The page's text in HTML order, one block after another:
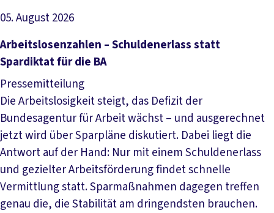
05. August 2026
Artikel lesen
Arbeitslosenzahlen – Schuldenerlass statt
Spardiktat für die BA
Pressemitteilung
Die Arbeitslosigkeit steigt, das Defizit der
Bundesagentur für Arbeit wächst – und ausgerechnet
jetzt wird über Sparpläne diskutiert. Dabei liegt die
Antwort auf der Hand: Nur mit einem Schuldenerlass
und gezielter Arbeitsförderung findet schnelle
Vermittlung statt. Sparmaßnahmen dagegen treffen
genau die, die Stabilität am dringendsten brauchen.